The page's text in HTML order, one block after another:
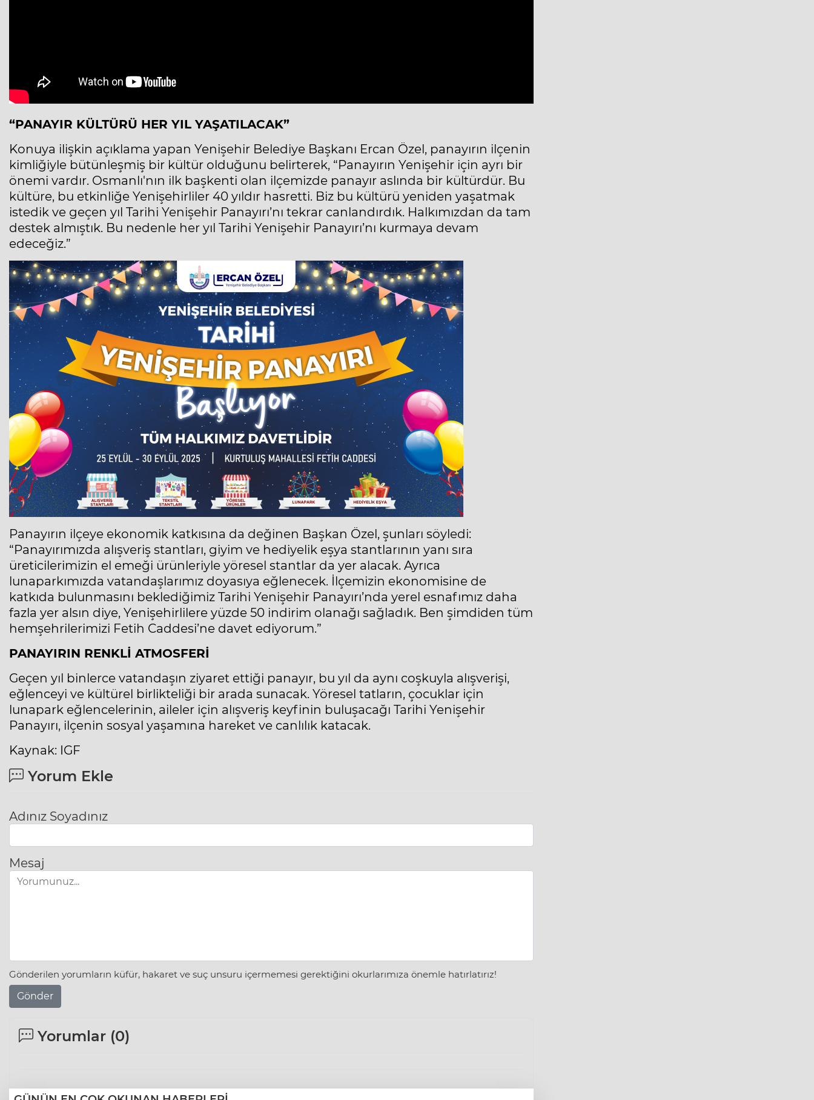
“PANAYIR KÜLTÜRÜ HER YIL YAŞATILACAK”
Konuya ilişkin açıklama yapan Yenişehir Belediye Başkanı Ercan Özel, panayırın ilçenin
kimliğiyle bütünleşmiş bir kültür olduğunu belirterek, “Panayırın Yenişehir için ayrı bir
önemi vardır. Osmanlı'nın ilk başkenti olan ilçemizde panayır aslında bir kültürdür. Bu
kültüre, bu etkinliğe Yenişehirliler 40 yıldır hasretti. Biz bu kültürü yeniden yaşatmak
istedik ve geçen yıl Tarihi Yenişehir Panayırı’nı tekrar canlandırdık. Halkımızdan da tam
destek almıştık. Bu nedenle her yıl Tarihi Yenişehir Panayırı’nı kurmaya devam
edeceğiz.”
Panayırın ilçeye ekonomik katkısına da değinen Başkan Özel, şunları söyledi:
“Panayırımızda alışveriş stantları, giyim ve hediyelik eşya stantlarının yanı sıra
üreticilerimizin el emeği ürünleriyle yöresel stantlar da yer alacak. Ayrıca
lunaparkımızda vatandaşlarımız doyasıya eğlenecek. İlçemizin ekonomisine de
katkıda bulunmasını beklediğimiz Tarihi Yenişehir Panayırı’nda yerel esnafımız daha
fazla yer alsın diye, Yenişehirlilere yüzde 50 indirim olanağı sağladık. Ben şimdiden tüm
hemşehrilerimizi Fetih Caddesi’ne davet ediyorum.”
PANAYIRIN RENKLİ ATMOSFERİ
Geçen yıl binlerce vatandaşın ziyaret ettiği panayır, bu yıl da aynı coşkuyla alışverişi,
eğlenceyi ve kültürel birlikteliği bir arada sunacak. Yöresel tatların, çocuklar için
lunapark eğlencelerinin, aileler için alışveriş keyfinin buluşacağı Tarihi Yenişehir
Panayırı, ilçenin sosyal yaşamına hareket ve canlılık katacak.
Kaynak: IGF
Yorum Ekle
Adınız Soyadınız
Mesaj
Gönderilen yorumların küfür, hakaret ve suç unsuru içermemesi gerektiğini okurlarımıza önemle hatırlatırız!
Gönder
Yorumlar (0)